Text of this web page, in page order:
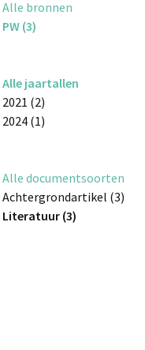
Alle bronnen
PW (3)
Alle jaartallen
2021 (2)
2024 (1)
Alle documentsoorten
Achtergrondartikel (3)
Literatuur (3)